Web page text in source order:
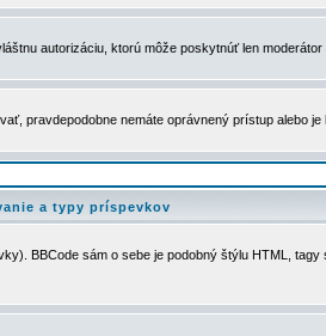
autorizáciu, ktorú môže poskytnúť len moderátor
pravdepodobne nemáte oprávnený prístup alebo je
a typy príspevkov
BBCode sám o sebe je podobný štýlu HTML,